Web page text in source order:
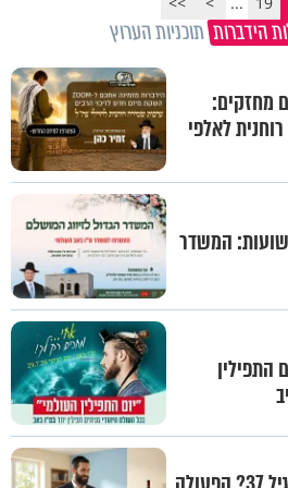
הידברות תוכניות הערוץ
מחזקים:
לאלפי
המשדר
התפילין